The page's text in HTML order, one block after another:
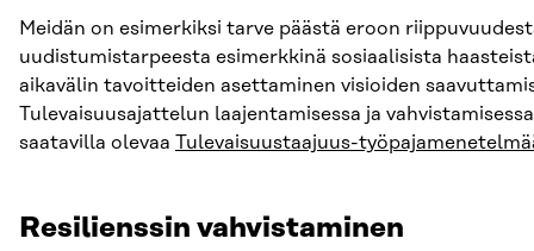
Meidän on esimerkiksi tarve päästä eroon
uudistumistarpeesta esimerkkinä sosiaalisista
aikavälin tavoitteiden asettaminen visioiden
Tulevaisuusajattelun laajentamisessa ja
saatavilla olevaa Tulevaisuustaajuus-
Resilienssin vahvistaminen